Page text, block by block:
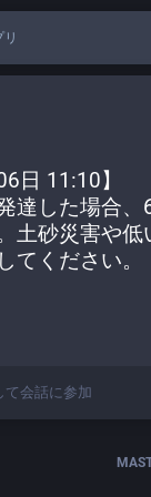
リ
日 11:10】
達した場合
土砂災害や
てください。
会話に参加